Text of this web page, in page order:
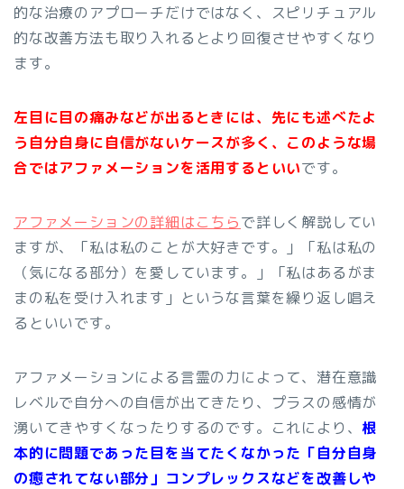
的な治療のアプローチだけではなく、スピリチュアル
的な改善方法も取り入れるとより回復させやすくなり
ます。
左目に目の痛みなどが出るときには、先にも述べたよ
う自分自身に自信がないケースが多く、このような場
合ではアファメーションを活用するといいです。
アファメーションの詳細はこちらで詳しく解説してい
ますが、「私は私のことが大好きです。」「私は私の
（気になる部分）を愛しています。」「私はあるがま
まの私を受け入れます」というな言葉を繰り返し唱え
るといいです。
アファメーションによる言霊の力によって、潜在意識
レベルで自分への自信が出てきたり、プラスの感情が
湧いてきやすくなったりするのです。これにより、 根
本的に問題であった目を当てたくなかった「自分自身
の癒されてない部分」コンプレックスなどを改善しや